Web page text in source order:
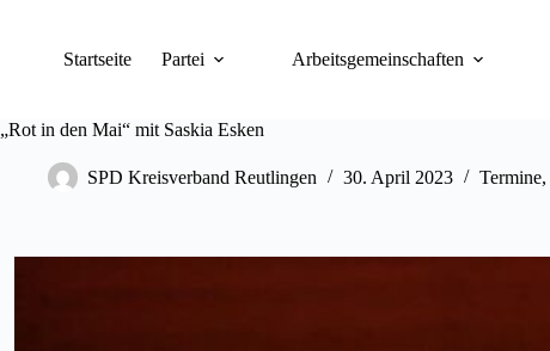
Startseite Partei Arbeitsgemeinschaften
„Rot in den Mai“ mit Saskia Esken
SPD Kreisverband Reutlingen 30. April 2023 Termine,